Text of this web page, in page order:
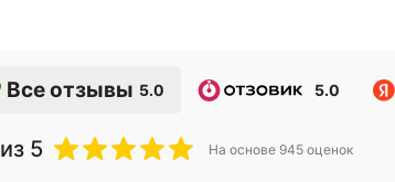
Все отзывы 5.0 5.0
из 5 На основе 945 оценок